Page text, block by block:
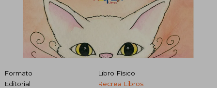
Formato
Libro Físico
Editorial
Recrea Libros